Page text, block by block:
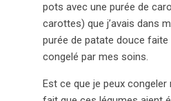
pots avec une purée de
carottes) que j’avais dans
purée de patate douce
congelé par mes soins.
Est ce que je peux